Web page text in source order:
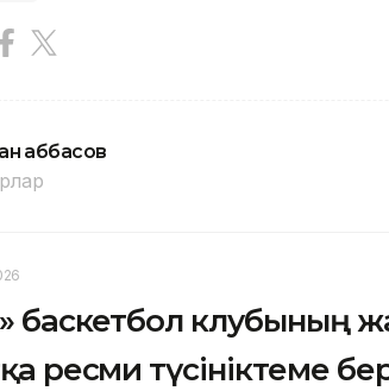
Ғаббасов
баскетбол клубының
ресми түсініктеме